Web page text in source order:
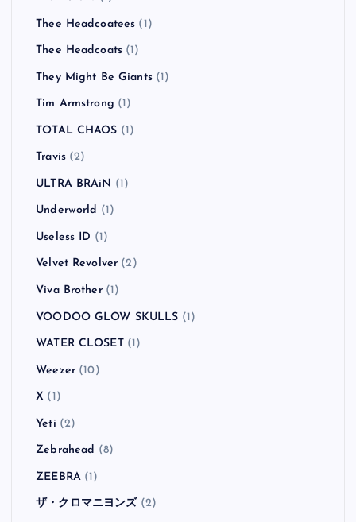
Thee Headcoatees (1)
Thee Headcoats (1)
They Might Be Giants(1)
Tim Armstrong (1)
TOTAL CHAOS (1)
Travis(2)
ULTRA BRAiN (1)
Underworld (1)
Useless ID (1)
Velvet Revolver (2)
Viva Brother(1)
VOODOO GLOW SKULLS (1)
WATER CLOSET(1)
Weezer(10)
X (1)
Yeti (2)
Zebrahead (8)
ZEEBRA(1)
ザ・クロマニヨンズ (2)